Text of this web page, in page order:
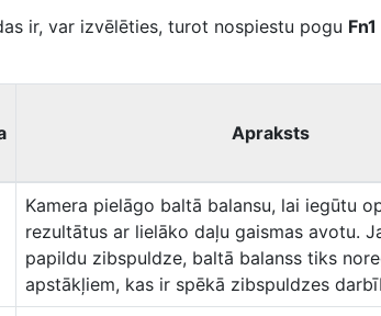
ir, var izvēlēties, turot nospiestu pogu Fn1
Apraksts
Kamera pielāgo baltā balansu, lai iegūtu
rezultātus ar lielāko daļu gaismas avotu.
papildu zibspuldze, baltā balanss tiks
apstākļiem, kas ir spēkā zibspuldzes